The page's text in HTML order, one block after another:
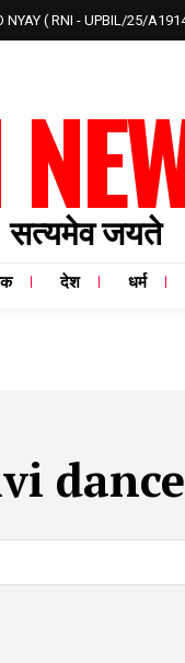
NYAY ( RNI - UPBIL/25/
सत्यमेव जयते
देश धर्म